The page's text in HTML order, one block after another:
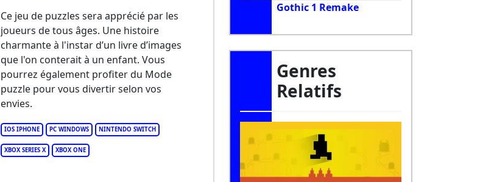
IOS IPHONE PC WINDOWS NINTENDO SWITCH
XBOX SERIES X XBOX ONE
Ce jeu de puzzles sera apprécié par les
joueurs de tous âges. Une histoire
charmante à l'instar d’un livre d’images
que l'on conterait à un enfant. Vous
pourrez également profiter du Mode
puzzle pour vous divertir selon vos
envies.
Gothic 1 Remake
Genres
Relatifs